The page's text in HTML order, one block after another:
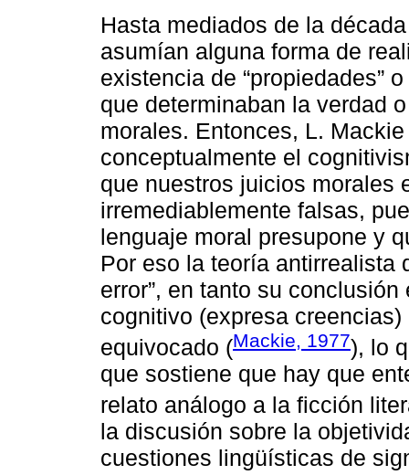
Hasta mediados de la
asumían alguna forma de
existencia de “propiedades”
que determinaban la verdad
morales. Entonces, L.
conceptualmente el
que nuestros juicios morales
irremediablemente falsas,
lenguaje moral presupone y
Por eso la teoría antirrealista
error”, en tanto su
cognitivo (expresa
equivocado (Mackie, 1977), lo
que sostiene que hay que
relato análogo a la ficción
la discusión sobre la
cuestiones lingüísticas de